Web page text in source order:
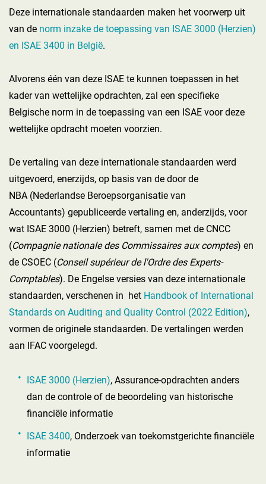
Deze internationale standaarden maken het voorwerp uit
van de norm inzake de toepassing van ISAE 3000 (Herzien)
en ISAE 3400 in België.
Alvorens één van deze ISAE te kunnen toepassen in het
kader van wettelijke opdrachten, zal een specifieke
Belgische norm in de toepassing van een ISAE voor deze
wettelijke opdracht moeten voorzien.
De vertaling van deze internationale standaarden werd
uitgevoerd, enerzijds, op basis van de door de
NBA (Nederlandse Beroepsorganisatie van
Accountants) gepubliceerde vertaling en, anderzijds, voor
wat ISAE 3000 (Herzien) betreft, samen met de CNCC
(Compagnie nationale des Commissaires aux comptes) en
de CSOEC (Conseil supérieur de l'Ordre des Experts-
Comptables). De Engelse versies van deze internationale
standaarden, verschenen in het Handbook of International
Standards on Auditing and Quality Control (2022 Edition),
vormen de originele standaarden. De vertalingen werden
aan IFAC voorgelegd.
ISAE 3000 (Herzien), Assurance-opdrachten anders
dan de controle of de beoordeling van historische
financiële informatie
ISAE 3400, Onderzoek van toekomstgerichte financiële
informatie